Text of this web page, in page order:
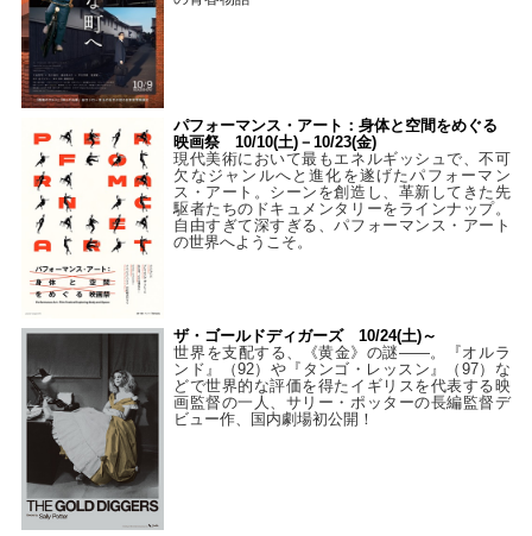
パフォーマンス・アート：身体と空間をめぐる
映画祭 10/10(土)－10/23(金)
現代美術において最もエネルギッシュで、不可
欠なジャンルへと進化を遂げたパフォーマン
ス・アート。シーンを創造し、革新してきた先
駆者たちのドキュメンタリーをラインナップ。
自由すぎて深すぎる、パフォーマンス・アート
の世界へようこそ。
ザ・ゴールドディガーズ 10/24(土)～
世界を支配する、《黄金》の謎――。『オルラ
ンド』（92）や『タンゴ・レッスン』（97）な
どで世界的な評価を得たイギリスを代表する映
画監督の一人、サリー・ポッターの長編監督デ
ビュー作、国内劇場初公開！